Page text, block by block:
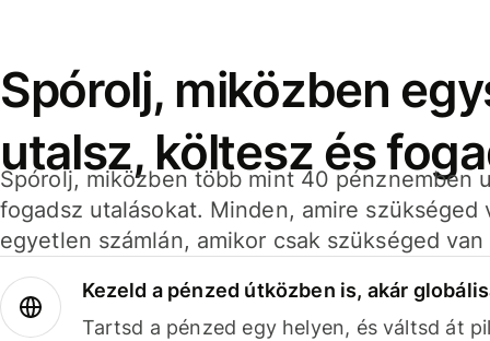
Spórolj, miközben
utalsz, költesz és
Spórolj, miközben több mint 40 pénznemben
fogadsz utalásokat. Minden, amire szükséged
egyetlen számlán, amikor csak szükséged van
Kezeld a pénzed útközben is, akár
Tartsd a pénzed egy helyen, és váltsd át